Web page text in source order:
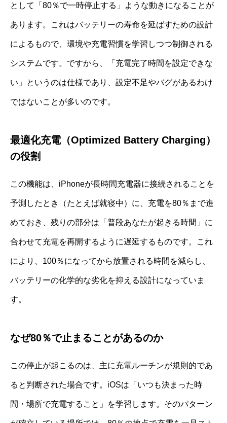
として「80％で一時停止する」ような動きになることが
あります。これはバッテリーの寿命を延ばすための設計
によるもので、環境や充電習慣を学習しつつ制御される
システムです。ですから、「充電完了時間を設定できな
い」というのは仕様であり、設定不足やバグがあるわけ
ではないことが多いのです。
最適化充電（Optimized Battery Charging）
の役割
この機能は、iPhoneが長時間充電器に接続されることを
予測したとき（たとえば就寝中）に、充電を80％まで進
めておき、残りの部分は「普段あなたが起きる時間」に
合わせて充電を再開するように遅延するものです。これ
により、100％になってから放置される時間を減らし、
バッテリーの化学的な劣化を抑える設計になっていま
す。
なぜ80％で止まることがあるのか
この停止が起こるのは、主に充電ルーチンが規則的であ
ると判断された場合です。iOSは「いつも決まった時
間・場所で充電すること」を学習します。そのパターン